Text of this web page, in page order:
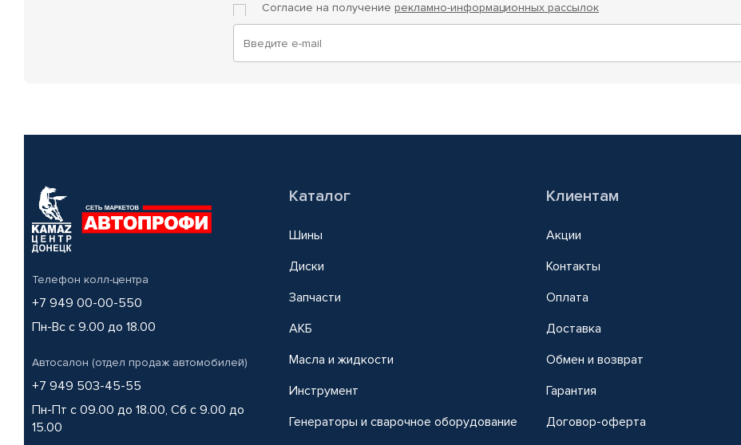
Согласие на получение рекламно-информационных рассылок
Телефон колл-центра
+7 949 00-00-550
Пн-Вс с 9.00 до 18.00
Автосалон (отдел продаж автомобилей)
+7 949 503-45-55
Пн-Пт с 09.00 до 18.00, Сб с 9.00 до
15.00
Каталог
Шины
Диски
Запчасти
АКБ
Масла и жидкости
Инструмент
Генераторы и сварочное оборудование
Клиентам
Акции
Контакты
Оплата
Доставка
Обмен и возврат
Гарантия
Договор-оферта